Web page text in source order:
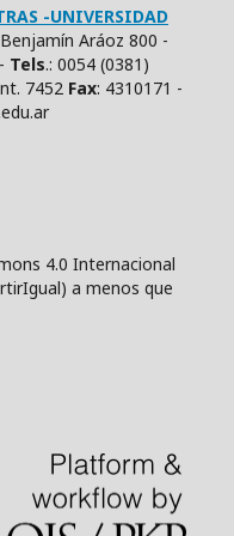
-UNIVERSIDAD
Aráoz 800 -
Tels.: 0054 (0381)
7452 Fax: 4310171 -
Internacional
a menos que